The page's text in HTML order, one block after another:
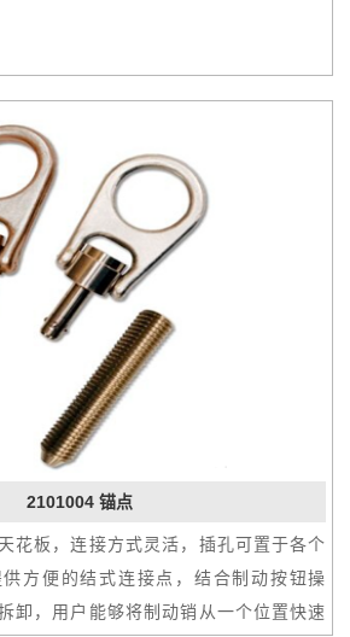
2101004 锚点
花板，连接方式灵活，插孔可置于各个
方便的结式连接点，结合制动按钮操
卸，用户能够将制动销从一个位置快速